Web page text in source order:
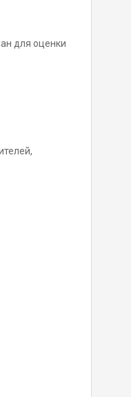
для оценки